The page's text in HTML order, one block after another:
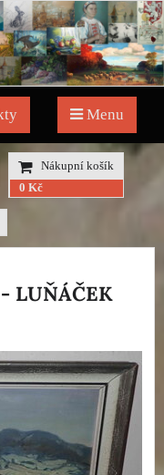
Menu
Nákupní košík
0 Kč
LUŇÁČEK